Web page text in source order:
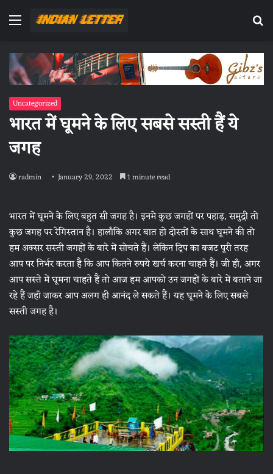
Menu
Uncategorized
भारत में घूमने के लिए सबसे सस्ती हैं ये
जगह
radmin January 29, 2022 1 minute read
भारत में घूमने के लिए बहुत सी जगह है। इनमे कुछ जगहों पर पहाड़, समुद्री तो
कुछ जगह पर रेगिस्तान है। हालाँकि अगर बात हो दोस्तों के साथ घूमने की तो
हम अक्सर सस्ती जगहों के बारे में सोचते हैं। लेकिन ट्रिप का बजट पूरी तरह
आप पर निर्भर करता है कि आप कितने रुपये खर्च करना चाहते हैं। जी हाँ, अगर
आप सस्ते में घूमना चाहते हैं तो आज हम आपको उन जगहों के बारे में बताने जा
रहे हैं जहाँ जाकर आप अलग ही आनंद ले सकते हैं। यह घूमने के लिए सबसे
सस्ती जगह है।